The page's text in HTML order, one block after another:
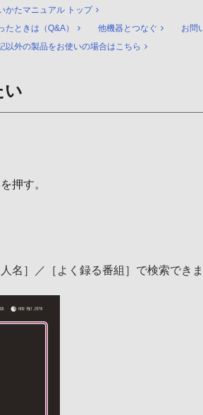
かたマニュアル トップ
たときは（Q&A）
他機器とつなぐ
お問
以外の製品をお使いの場合はこちら
い
押す。
名］／［よく録る番組］で検索できま